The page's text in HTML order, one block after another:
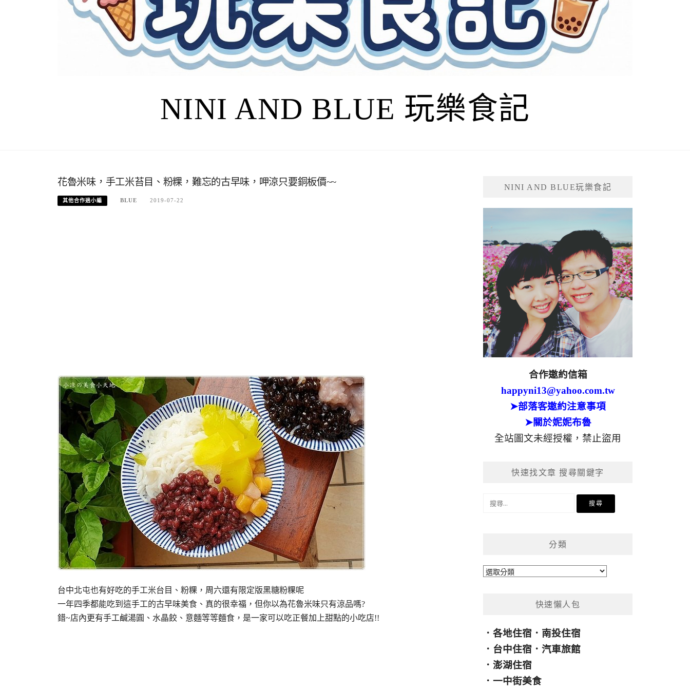
NINI AND BLUE 玩樂食記
花魯米味，手工米苔目、粉粿，難忘的古早味，呷涼只要銅板價~~
其他合作過小編 BLUE 2019-07-22
台中北屯也有好吃的手工米台目、粉粿，周六還有限定版黑糖粉粿呢
一年四季都能吃到這手工的古早味美食、真的很幸福，但你以為花魯米味只有涼品嗎?
錯~店內更有手工鹹湯圓、水晶餃、意麵等等麵食，是一家可以吃正餐加上甜點的小吃店!!
NINI AND BLUE玩樂食記
合作邀約信箱
happyni13@yahoo.com.tw
➤部落客邀約注意事項
➤關於妮妮布魯
全站圖文未經授權，禁止盜用
快速找文章 搜尋關鍵字
分類
分
快速懶人包
．各地住宿 ． 南投住宿
． 台中住宿 ．汽車旅館
．澎湖住宿
．一中街美食